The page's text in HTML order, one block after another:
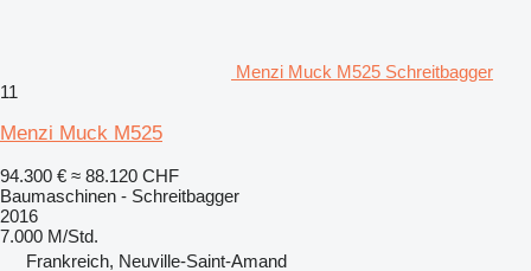
Menzi Muck M525 Schreitbagger
11
Menzi Muck M525
94.300 € ≈ 88.120 CHF
Baumaschinen - Schreitbagger
2016
7.000 M/Std.
Frankreich, Neuville-Saint-Amand